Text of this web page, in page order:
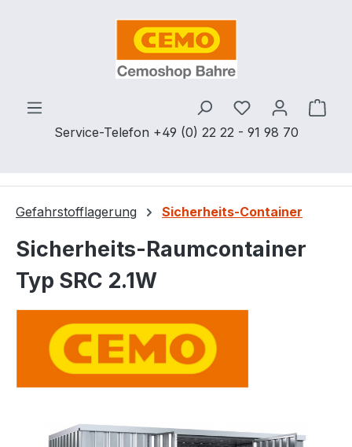
Zum Hauptinhalt springen
Service-Telefon +49 (0) 22 22 - 91 98 70
Du hast 0
Gefahrstofflagerung Sicherheits-Container
Sicherheits-Raumcontainer
Typ SRC 2.1W
Bildergalerie überspringen